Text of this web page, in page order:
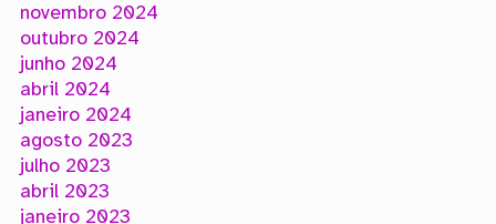
novembro 2024
outubro 2024
junho 2024
abril 2024
janeiro 2024
agosto 2023
julho 2023
abril 2023
janeiro 2023